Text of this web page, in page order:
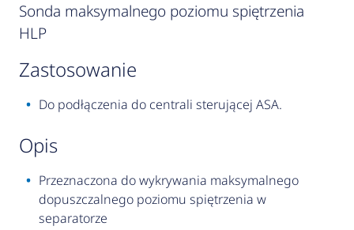
Sonda maksymalnego poziomu spiętrzenia
HLP
zastosowanie
Do podłączenia do centrali sterującej ASA.
opis
Przeznaczona do wykrywania maksymalnego
dopuszczalnego poziomu spiętrzenia w
separatorze